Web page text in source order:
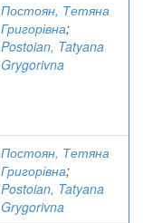
Постоян, Тетяна
Григорівна;
Postoian, Tatyana
Grygorivna
Постоян, Тетяна
Григорівна;
Postoian, Tatyana
Grygorivna